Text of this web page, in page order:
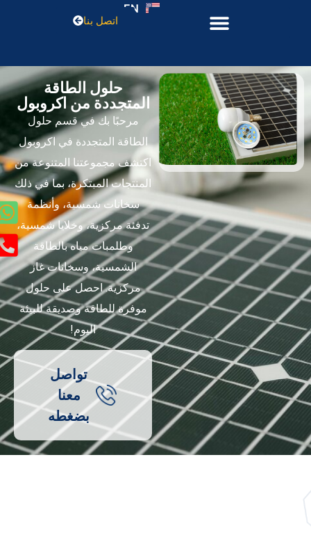
EN
اتصل بنا
حلول الطاقة
المتجددة من اكروبول​
مرحبًا بك في قسمحلول
الطاقة المتجددةفي اكروبول
اكتشف مجموعتنا المتنوعة من
المنتجات المبتكرة، بما في ذلك
سخانات شمسية، وأنظمة
تدفئة مركزية، وخلايا شمسية،
وطلمبات مياه بالطاقة
الشمسية، وسخانات غاز
مركزية. احصل على حلول
موفرة للطاقة وصديقة للبيئة
اليوم!
تواصل
معنا
بضغطه